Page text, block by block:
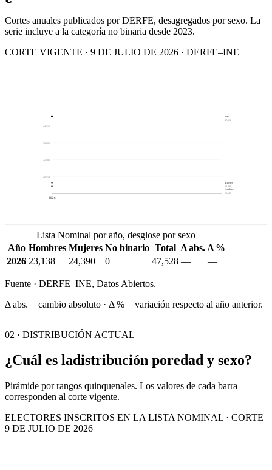
Cortes anuales publicados por DERFE, desagregados por sexo. La
serie incluye a la categoría no binaria desde 2023.
CORTE VIGENTE · 9 DE JULIO DE 2026 · DERFE–INE
26,553
32,406
38,260
44,113
2026
Total
47,528
Mujeres
24,390
Hombres
23,138
Lista Nominal por año, desglose por sexo
Año Hombres Mujeres No binario Total Δ abs. Δ %
2026 23,138 24,390 0 47,528 — —
Fuente · DERFE–INE, Datos Abiertos.
Δ abs. = cambio absoluto · Δ % = variación respecto al año anterior.
02 · DISTRIBUCIÓN ACTUAL
¿Cuál es ladistribución poredad y sexo?
Pirámide por rangos quinquenales. Los valores de cada barra
corresponden al corte vigente.
ELECTORES INSCRITOS EN LA LISTA NOMINAL · CORTE
9 DE JULIO DE 2026